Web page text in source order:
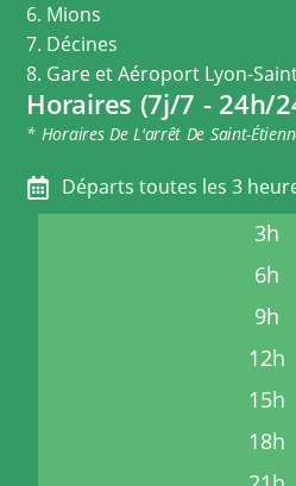
6. Mions
7. Décines
8. Gare et Aéroport Lyon-
Horaires (7j/7 - 24h/
* Horaires De L'arrêt De Saint-
Départs toutes les 3
3h
6h
9h
12h
15h
18h